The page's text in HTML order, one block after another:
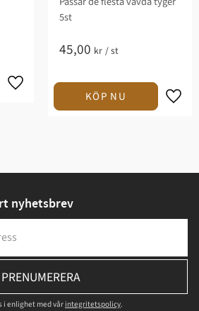
5st
45,00 kr /st
nyhetsbrev
PRENUMERERA
i enlighet med vårintegritetspolicy.